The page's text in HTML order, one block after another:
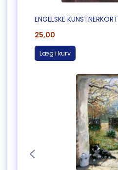
ENGELSKE KUNSTNERKORT
25,00
Læg i kurv